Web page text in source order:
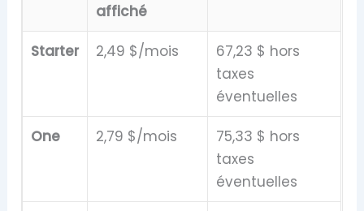
affiché
Starter 2,49 $/mois
67,23 $ hors
taxes
éventuelles
One 2,79 $/mois
75,33 $ hors
taxes
éventuelles